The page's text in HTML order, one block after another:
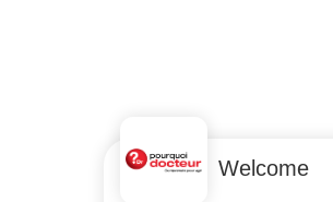
Welcome